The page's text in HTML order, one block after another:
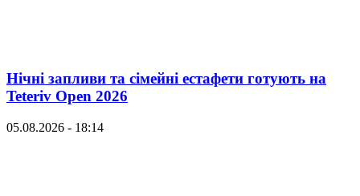
Нічні запливи та сімейні естафети готують на
Teteriv Open 2026
05.08.2026 - 18:14